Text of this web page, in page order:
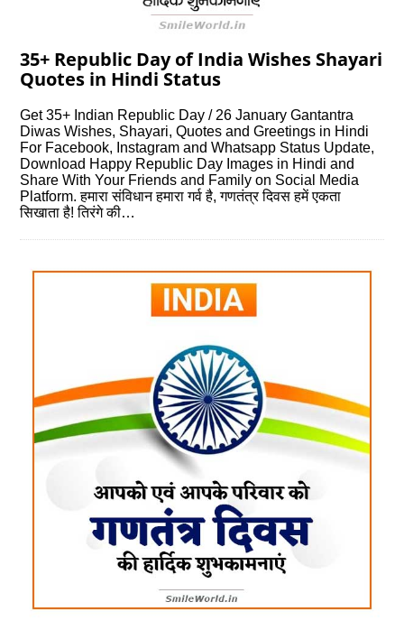
35+ Republic Day of India Wishes Shayari
Quotes in Hindi Status
Get 35+ Indian Republic Day / 26 January Gantantra
Diwas Wishes, Shayari, Quotes and Greetings in Hindi
For Facebook, Instagram and Whatsapp Status Update,
Download Happy Republic Day Images in Hindi and
Share With Your Friends and Family on Social Media
Platform. हमारा संविधान हमारा गर्व है, गणतंत्र दिवस हमें एकता
सिखाता है! तिरंगे की…